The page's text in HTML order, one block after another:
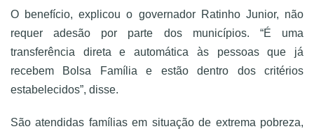
O benefício, explicou o governador Ratinho Junior, não
requer adesão por parte dos municípios. “É uma
transferência direta e automática às pessoas que já
recebem Bolsa Família e estão dentro dos critérios
estabelecidos”, disse.
São atendidas famílias em situação de extrema pobreza,